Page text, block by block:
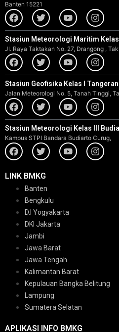
Banten 15221
Stasiun Meteorologi Maritim Kelas
Jl. Raya Taktakan No. 27, Drangong ,
Stasiun Geofisika Kelas I
Jalan Meteorologi No. 5, Tanah Tinggi,
Stasiun Meteorologi Kelas III
Kampus STPI Bandara Budiarto Curug,
LINK BMKG
Banten
Bengkulu
D.I Yogyakarta
DKI Jakarta
Jambi
Jawa Barat
Jawa Tengah
Kalimantan Barat
Kepulauan Bangka Belitung
Lampung
Sumatera Selatan
APLIKASI INFO BMKG